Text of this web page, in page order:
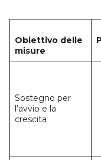
Obiettivo delle
misure
Sostegno per
l’avvio e la
crescita